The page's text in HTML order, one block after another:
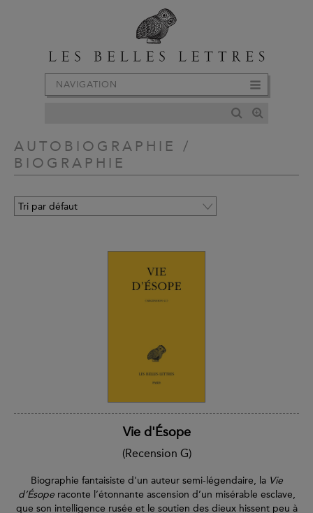
NAVIGATION
AUTOBIOGRAPHIE /
BIOGRAPHIE
Vie d'Ésope
(Recension G)
Biographie fantaisiste d'un auteur semi-légendaire, la Vie
d’Ésoperaconte l’étonnante ascension d’un misérable esclave,
que son intelligence rusée et le soutien des dieux hissent peu à